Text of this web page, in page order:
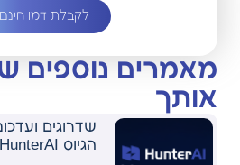
לקבלת דמו חינם
מאמרים נוספים
אותך
שדרוגים
הגיוס HunterAI – אוגוסט 2026